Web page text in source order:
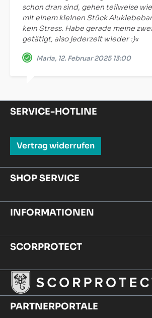
schon dran sind, gehen teilweise
mit einem kleinen Stück
kein Stress. Habe gerade meine
getätigt, also jederzeit wieder :)«
Maria, 12. Februar 2025 13:00
SERVICE-HOTLINE
Vertrag widerrufen
SHOP SERVICE
INFORMATIONEN
SCORPROTECT
PARTNERPORTALE